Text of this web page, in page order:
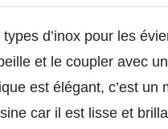
d’inox pour les
et le coupler avec
est élégant, c’est un
car il est lisse et